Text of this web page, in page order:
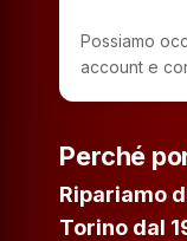
Possiamo
account e
Perché
Ripariamo
Torino dal